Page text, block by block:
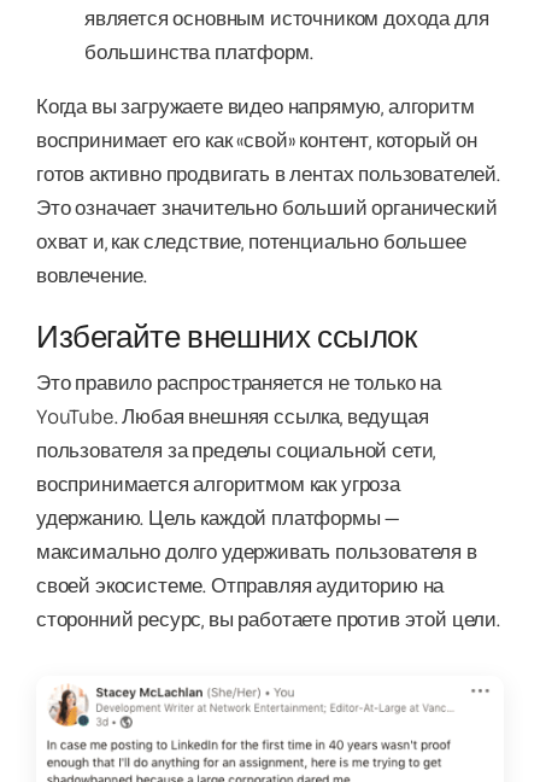
является основным источником дохода для
большинства платформ.
Когда вы загружаете видео напрямую, алгоритм
воспринимает его как «свой» контент, который он
готов активно продвигать в лентах пользователей.
Это означает значительно больший органический
охват и, как следствие, потенциально большее
вовлечение.
Избегайте внешних ссылок
Это правило распространяется не только на
YouTube. Любая внешняя ссылка, ведущая
пользователя за пределы социальной сети,
воспринимается алгоритмом как угроза
удержанию. Цель каждой платформы —
максимально долго удерживать пользователя в
своей экосистеме. Отправляя аудиторию на
сторонний ресурс, вы работаете против этой цели.